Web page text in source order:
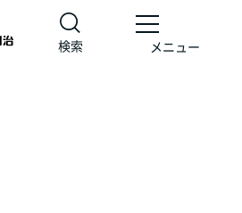
検索 メニュー